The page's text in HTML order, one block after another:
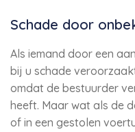
Schade door
Als iemand door een
bij u schade
omdat de bestuurder
heeft. Maar wat als de
of in een gestolen